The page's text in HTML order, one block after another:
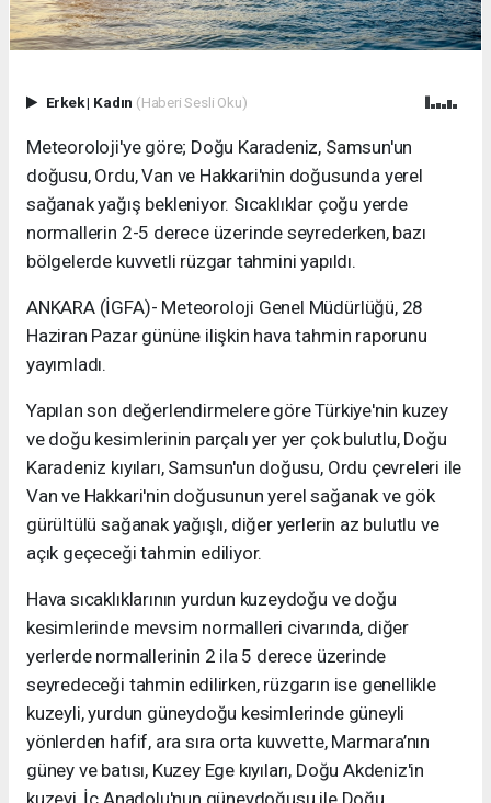
Erkek| Kadın (Haberi Sesli Oku)
Meteoroloji'ye göre; Doğu Karadeniz, Samsun'un
doğusu, Ordu, Van ve Hakkari'nin doğusunda yerel
sağanak yağış bekleniyor. Sıcaklıklar çoğu yerde
normallerin 2-5 derece üzerinde seyrederken, bazı
bölgelerde kuvvetli rüzgar tahmini yapıldı.
ANKARA (İGFA)- Meteoroloji Genel Müdürlüğü, 28
Haziran Pazar gününe ilişkin hava tahmin raporunu
yayımladı.
Yapılan son değerlendirmelere göre Türkiye'nin kuzey
ve doğu kesimlerinin parçalı yer yer çok bulutlu, Doğu
Karadeniz kıyıları, Samsun'un doğusu, Ordu çevreleri ile
Van ve Hakkari'nin doğusunun yerel sağanak ve gök
gürültülü sağanak yağışlı, diğer yerlerin az bulutlu ve
açık geçeceği tahmin ediliyor.
Hava sıcaklıklarının yurdun kuzeydoğu ve doğu
kesimlerinde mevsim normalleri civarında, diğer
yerlerde normallerinin 2 ila 5 derece üzerinde
seyredeceği tahmin edilirken, rüzgarın ise genellikle
kuzeyli, yurdun güneydoğu kesimlerinde güneyli
yönlerden hafif, ara sıra orta kuvvette, Marmara’nın
güney ve batısı, Kuzey Ege kıyıları, Doğu Akdeniz'in